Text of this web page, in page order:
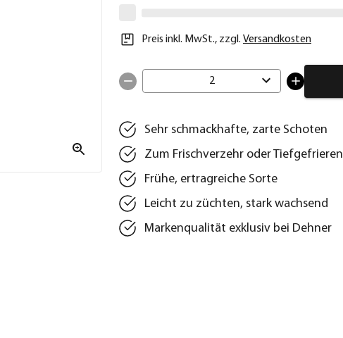
Preis inkl. MwSt., zzgl. Versandkosten
2
Sehr schmackhafte, zarte Schoten
Zum Frischverzehr oder Tiefgefrieren
Frühe, ertragreiche Sorte
Leicht zu züchten, stark wachsend
Markenqualität exklusiv bei Dehner